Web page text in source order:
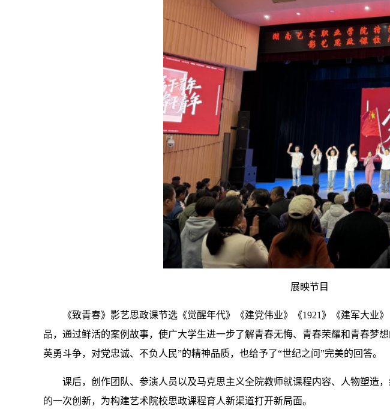
展映节目
《致青春》 影艺思政课节选《觉醒年代》《建党伟业》《1921》《建军大业
品，通过鲜活的案例故事，使广大学生进一步了解青春无悔、 青春荣耀和青春梦
英勇斗争，对党忠诚、不负人民”的精神品质， 也给予了“世纪之问”完美的回答。
课后，创作团队、参演人员以及马克思主义全院教师就课程内容、人物塑造
的一次创新，为构建艺术院校思政课程育人新渠道打开新局面。